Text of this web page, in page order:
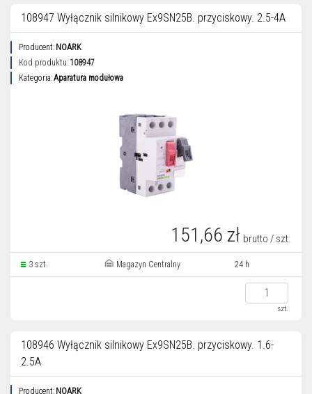
108947 Wyłącznik silnikowy Ex9SN25B. przyciskowy. 2.5-4A
Producent: NOARK
Kod produktu: 108947
Kategoria:Aparatura modułowa
151,66 zł brutto / szt.
3 szt. Magazyn Centralny 24 h
szt.
108946 Wyłącznik silnikowy Ex9SN25B. przyciskowy. 1.6-
2.5A
Producent: NOARK